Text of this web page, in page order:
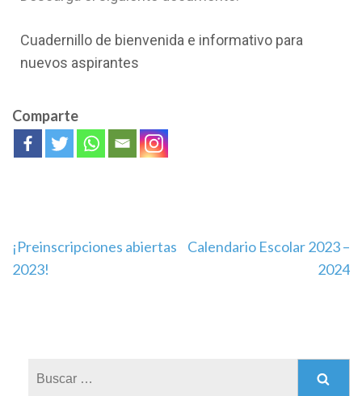
Cuadernillo de bienvenida e informativo para
nuevos aspirantes
Comparte
¡Preinscripciones abiertas
2023!
Calendario Escolar 2023 –
2024